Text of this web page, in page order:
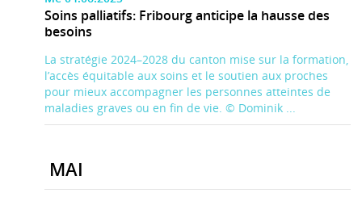
Soins palliatifs: Fribourg anticipe la hausse des
besoins
La stratégie 2024–2028 du canton mise sur la formation,
l’accès équitable aux soins et le soutien aux proches
pour mieux accompagner les personnes atteintes de
maladies graves ou en fin de vie. © Dominik ...
MAI